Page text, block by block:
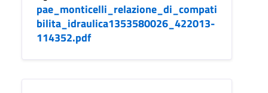
pae_monticelli_relazione_di_compati
bilita_idraulica1353580026_422013-
114352.pdf